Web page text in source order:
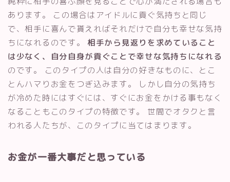
あります。 この場合はアイドルに貢ぐ気持ちと同じ
で、相手に喜んで貰えればそれだけで自分も幸せな気持
ちになれるのです。 相手から見返りを求めていること
は少なく、自分自身が貢ぐことで幸せな気持ちになれる
のです。 このタイプの人は自分の好きなものに、とこ
とんハマりお金をつぎ込みます。 しかし自分の気持ち
が冷めた時にはすぐには、すぐにお金をかける事もなく
なることもこのタイプの特徴です。 世間でオタクと言
われる人たちが、このタイプに当てはまります。
お金が一番大事だと思っている